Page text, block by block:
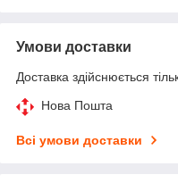
Умови доставки
Доставка здійснюється
Нова Пошта
Всі умови доставки